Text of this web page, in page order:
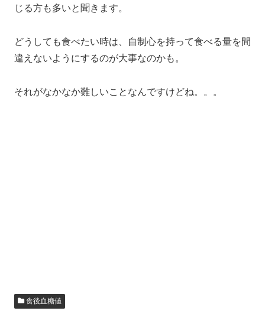
じる方も多いと聞きます。
どうしても食べたい時は、自制心を持って食べる量を間
違えないようにするのが大事なのかも。
それがなかなか難しいことなんですけどね。。。
食後血糖値